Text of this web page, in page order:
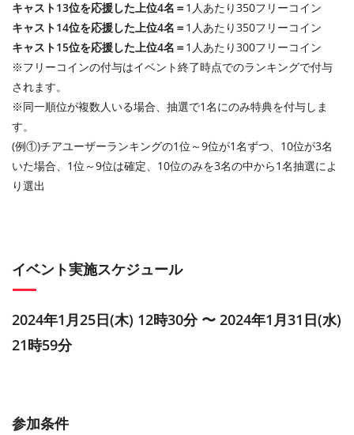
キャスト13位を応援した上位4名＝1人あたり350フリーコイン
キャスト14位を応援した上位4名＝1人あたり350フリーコイン
キャスト15位を応援した上位4名＝1人あたり300フリーコイン
※フリーコインの付与はイベント終了時点でのランキングで付与
されます。
※同一順位が複数人いる場合、抽選で1名にのみ特典を付与しま
す。
(例①)チアユーザーランキングの1位～9位が1名ずつ、10位が3名
いた場合、1位～9位は確定、10位のみを3名の中から1名抽選によ
り選出
イベント実施スケジュール
2024年1月25日(木) 12時30分 〜 2024年1月31日(水)
21時59分
参加条件